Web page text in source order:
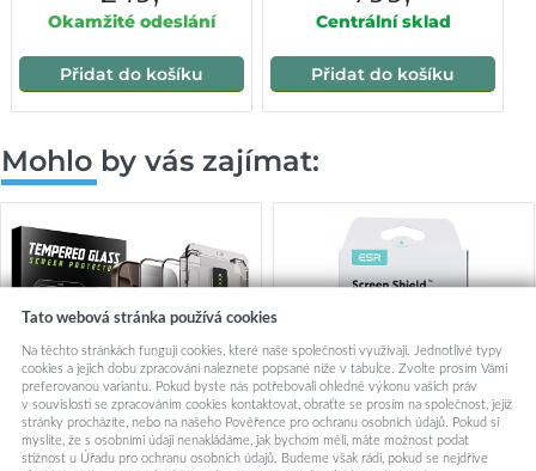
Okamžité odeslání
Přidat do košíku
Centrální sklad
Přidat do košíku
Mohlo by vás zajímat:
Tato webová stránka používá cookies
Na těchto stránkách fungují cookies, které naše společnosti využívají. Jednotlivé typy
cookies a jejich dobu zpracování naleznete popsané níže v tabulce. Zvolte prosím Vámi
preferovanou variantu. Pokud byste nás potřebovali ohledně výkonu vašich práv
v souvislosti se zpracováním cookies kontaktovat, obraťte se prosím na společnost, jejíž
stránky procházíte, nebo na našeho Pověřence pro ochranu osobních údajů. Pokud si
myslíte, že s osobními údaji nenakládáme, jak bychom měli, máte možnost podat
stížnost u Úřadu pro ochranu osobních údajů. Budeme však rádi, pokud se nejdříve